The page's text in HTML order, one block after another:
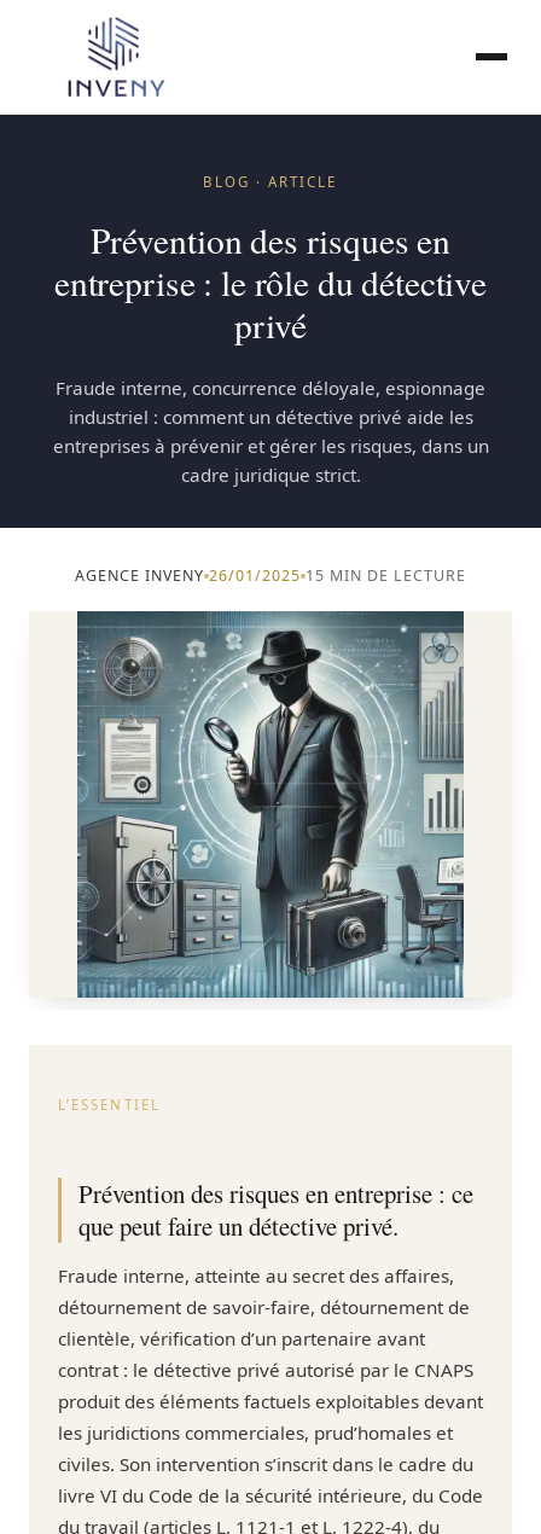
Collectivités
Tarifs
Foire aux questions
Affaires classées
Avis et témoignages
Zone d’intervention
Contact
BLOG · ARTICLE
Prévention des risques en
entreprise : le rôle du détective
privé
Fraude interne, concurrence déloyale, espionnage
industriel : comment un détective privé aide les
entreprises à prévenir et gérer les risques, dans un
cadre juridique strict.
AGENCE INVENY 26/01/2025 15 MIN DE LECTURE
L’ESSENTIEL
Prévention des risques en entreprise : ce
que peut faire un détective privé.
Fraude interne, atteinte au secret des affaires,
détournement de savoir-faire, détournement de
clientèle, vérification d’un partenaire avant
contrat : le détective privé autorisé par le CNAPS
produit des éléments factuels exploitables devant
les juridictions commerciales, prud’homales et
civiles. Son intervention s’inscrit dans le cadre du
livre VI du Code de la sécurité intérieure, du Code
du travail (articles L. 1121-1 et L. 1222-4), du